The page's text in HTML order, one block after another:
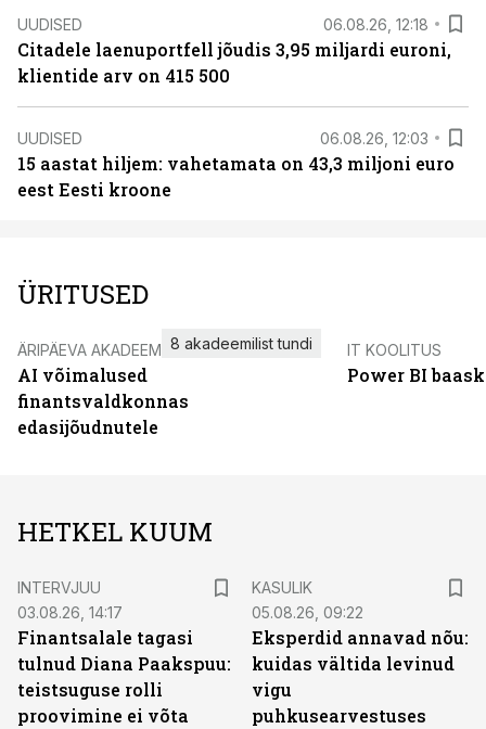
UUDISED 06.08.26, 12:18
Citadele laenuportfell jõudis 3,95 miljardi euroni,
klientide arv on 415 500
UUDISED 06.08.26, 12:03
15 aastat hiljem: vahetamata on 43,3 miljoni euro
eest Eesti kroone
ÜRITUSED
ÄRIPÄEVA AKADEEMIA
AI võimalused
finantsvaldkonnas
edasijõudnutele
8 akadeemilist tundi IT KOOLITUS
Power BI
HETKEL KUUM
INTERVJUU
03.08.26, 14:17
Finantsalale tagasi
tulnud Diana Paakspuu:
teistsuguse rolli
proovimine ei võta
KASULIK
05.08.26, 09:22
Eksperdid annavad nõu:
kuidas vältida levinud
vigu
puhkusearvestuses